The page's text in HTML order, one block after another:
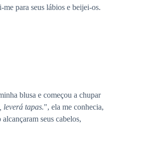
para seus lábios e beijei-os.
blusa e começou a chupar
leverá tapas.", ela me conhecia,
seus cabelos,